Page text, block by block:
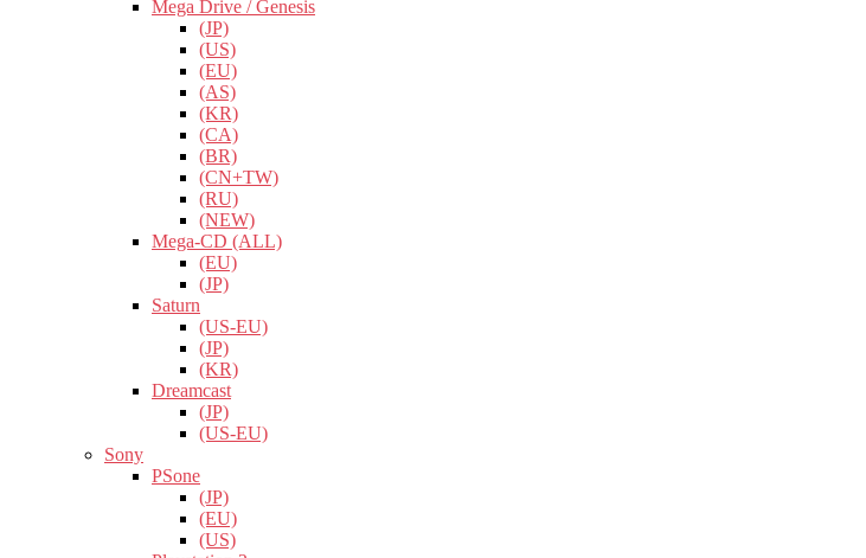
Mega Drive / Genesis
(JP)
(US)
(EU)
(AS)
(KR)
(CA)
(BR)
(CN+TW)
(RU)
(NEW)
Mega-CD (ALL)
(EU)
(JP)
Saturn
(US-EU)
(JP)
(KR)
Dreamcast
(JP)
(US-EU)
Sony
PSone
(JP)
(EU)
(US)